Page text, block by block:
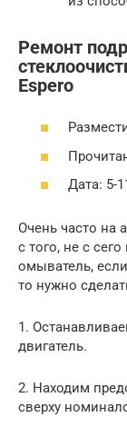
Ремонт
Espero
Дата: 5-
Очень часто на
с того, не с
омыватель,
то нужно
1.
двигатель.
2. Находим
сверху